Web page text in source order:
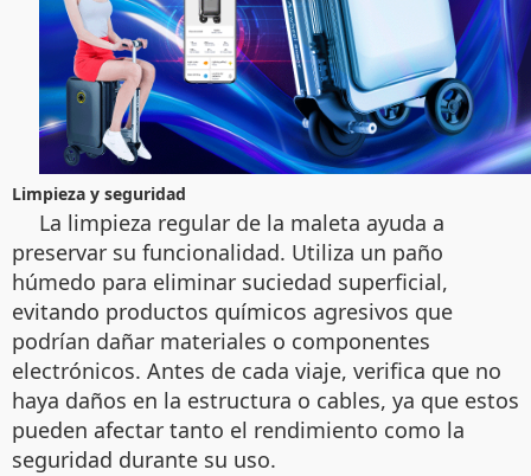
Limpieza y seguridad
La limpieza regular de la maleta ayuda a
preservar su funcionalidad. Utiliza un paño
húmedo para eliminar suciedad superficial,
evitando productos químicos agresivos que
podrían dañar materiales o componentes
electrónicos. Antes de cada viaje, verifica que no
haya daños en la estructura o cables, ya que estos
pueden afectar tanto el rendimiento como la
seguridad durante su uso.